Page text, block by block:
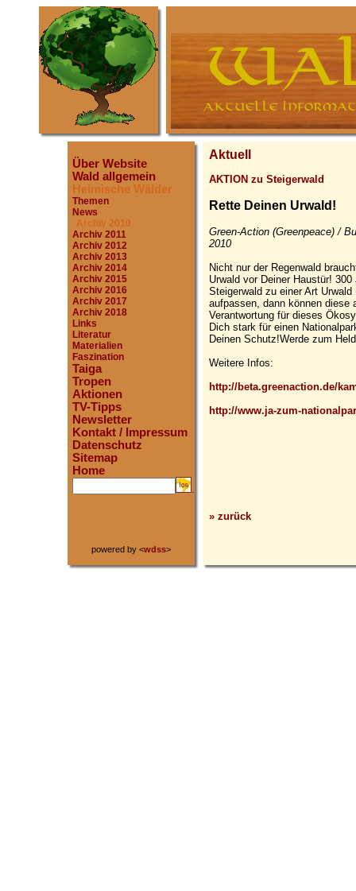
Über Website
Wald allgemein
Heimische Wälder
Themen
News
Archiv 2010
Archiv 2011
Archiv 2012
Archiv 2013
Archiv 2014
Archiv 2015
Archiv 2016
Archiv 2017
Archiv 2018
Links
Literatur
Materialien
Faszination
Taiga
Tropen
Aktionen
TV-Tipps
Newsletter
Kontakt / Impressum
Datenschutz
Sitemap
Home
.
powered by <wdss>
Aktuell
AKTION zu Steigerwald
Rette Deinen Urwald!
Green-Action (Greenpeace) /
2010
Nicht nur der Regenwald
Urwald vor Deiner Haustür!
Steigerwald zu einer Art
aufpassen, dann können diese
Verantwortung für dieses
Dich stark für einen
Deinen Schutz!Werde zum
Weitere Infos:
http://beta.greenaction.de/
http://www.ja-zum-
» zurück